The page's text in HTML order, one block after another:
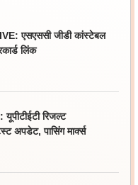
एसएससी जीडी कांस्टेबल
लिंक
रिजल्ट
पासिंग मार्क्स